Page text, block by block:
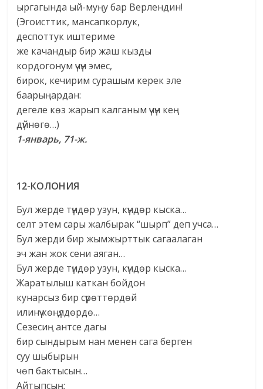
ыргагында ый-муңу бар Верлендин!
(Эгоисттик, мансапкорлук,
деспоттук иштериме
же качандыр бир жаш кызды
кордогонум үчүн эмес,
бирок, кечирим сурашым керек эле
баарыңардан:
дегеле көз жарып калганым үчүн кең
дүйнөгө…)
1-январь, 71-ж.
12-КОЛОНИЯ
Бул жерде түндөр узун, күндөр кыска…
селт этем сары жалбырак “шырп” деп учса…
Бул жерди бир жымжырттык сагаалаган
эч жан жок сени аяган…
Бул жерде түндөр узун, күндөр кыска…
Жаратылыш каткан бойдон
кунарсыз бир сүрөттөрдөй
илинүү көңүлдөрдө…
Сезесиң антсе дагы
бир сындырым нан менен сага берген
суу шыбырын
чөп бактысын…
Айтыпсың: